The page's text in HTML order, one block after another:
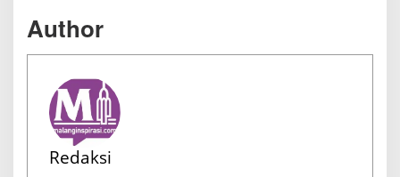
Author
Redaksi